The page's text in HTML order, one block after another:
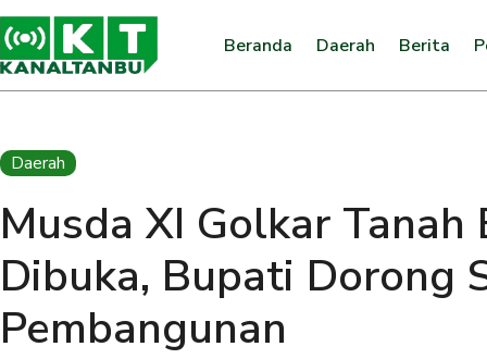
Beranda Daerah Berita
Daerah
Musda XI Golkar Tanah
Dibuka, Bupati Dorong
Pembangunan